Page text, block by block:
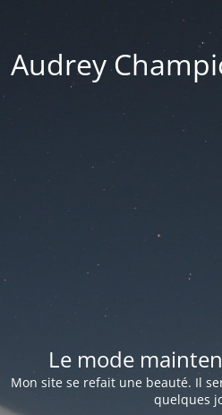
Audrey
Le mode
Mon site se refait une beauté. Il
quelques